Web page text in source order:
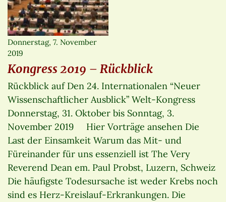
Donnerstag, 7. November
2019
Kongress 2019 – Rückblick
Rückblick auf Den 24. Internationalen “Neuer
Wissenschaftlicher Ausblick” Welt-Kongress
Donnerstag, 31. Oktober bis Sonntag, 3.
November 2019 Hier Vorträge ansehen Die
Last der Einsamkeit Warum das Mit- und
Füreinander für uns essenziell ist The Very
Reverend Dean em. Paul Probst, Luzern, Schweiz
Die häufigste Todesursache ist weder Krebs noch
sind es Herz-Kreislauf-Erkrankungen. Die